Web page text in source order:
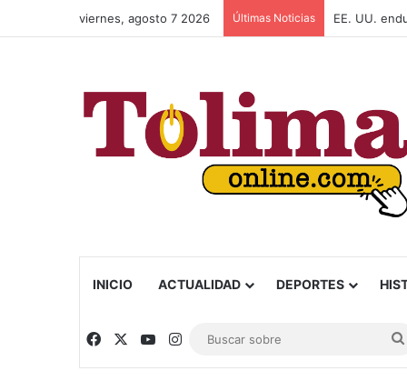
viernes, agosto 7 2026 Últimas Noticias Capturan a
INICIO ACTUALIDAD DEPORTES
Facebook YouTubeInstagram